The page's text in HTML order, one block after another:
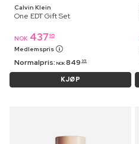
Calvin Klein
One EDT Gift Set
NOK 437 95
Medlemspris
Normalpris: NOK 849 95
KJØP